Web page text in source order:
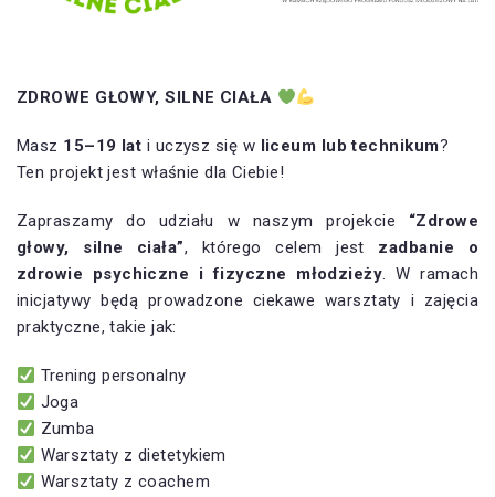
ZDROWE GŁOWY, SILNE CIAŁA
Masz 15–19 lat i uczysz się w liceum lub technikum?
Ten projekt jest właśnie dla Ciebie!
Zapraszamy do udziału w naszym projekcie “Zdrowe
głowy, silne ciała”, którego celem jest zadbanie o
zdrowie psychiczne i fizyczne młodzieży. W ramach
inicjatywy będą prowadzone ciekawe warsztaty i zajęcia
praktyczne, takie jak:
Trening personalny
Joga
Zumba
Warsztaty z dietetykiem
Warsztaty z coachem